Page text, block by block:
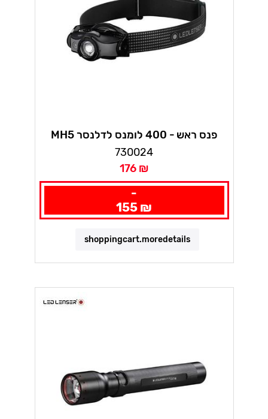
MH5 פנס ראש - 400 לומנס לדלנסר
730024
176 ₪
-
155 ₪
shoppingcart.moredetails